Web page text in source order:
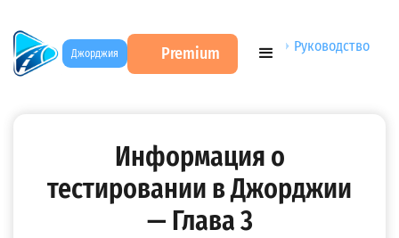
Джорджия Premium
DMV Test на русском Учебники ПДД США → Руководство
водителя штата Джорджия. Глава 3
Информация о
тестировании в Джорджии
— Глава 3